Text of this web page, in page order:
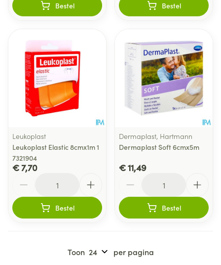
Bestel Bestel
Leukoplast
Leukoplast Elastic 8cmx1m 1
7321904
€ 7,70
Bestel
Dermaplast, Hartmann
Dermaplast Soft 6cmx5m
€ 11,49
Bestel
Toon per pagina